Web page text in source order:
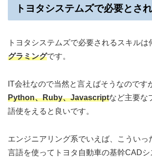
トヨタシステムズで必要とさ
トヨタシステムズで必要されるスキルは
グラミングです。
IT会社なので当然と言えばそうなのです
Python、Ruby、Javascriptなど主要な
語使をえると良いです。
エンジニアリング系でいえば、こういっ
言語を使ってトヨタ自動車の基幹CADシ